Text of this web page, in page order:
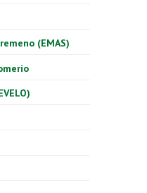
(EMAS)